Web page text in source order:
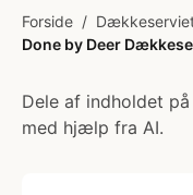
Forside /
Done by Deer
Dele af indholdet
med hjælp fra AI.